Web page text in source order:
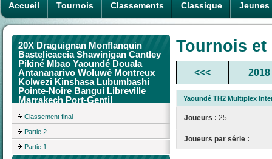
Accueil Tournois Classements Classique Jeunes
20X Draguignan Monflanquin
Bastelicaccia Shawinigan Cantley
Pikiné Mbao Yaoundé Douala
Antananarivo Woluwé Montreux
Kolwezi Kinshasa Lubumbashi
Pointe-Noire Bangui Libreville
Marrakech Port-Gentil
Classement final
Partie 2
Partie 1
Tournois
<<< 2018
Yaoundé TH2 Multiplex
Joueurs : 25
Joueurs par série :